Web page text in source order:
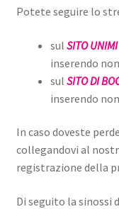
Potete seguire lo
sul SITO UNIMI
inserendo
sul SITO DI
inserendo
In caso doveste
collegandovi al
registrazione della
Di seguito la sinossi